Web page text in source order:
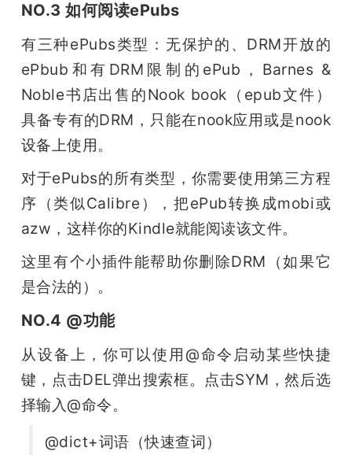
NO.3 如何阅读ePubs
有三种ePubs类型：无保护的、DRM开放的
ePbub和有DRM限制的ePub，Barnes &
Noble书店出售的Nook book（epub文件）
具备专有的DRM，只能在nook应用或是nook
设备上使用。
对于ePubs的所有类型，你需要使用第三方程
序（类似Calibre），把ePub转换成mobi或
azw，这样你的Kindle就能阅读该文件。
这里有个小插件能帮助你删除DRM（如果它
是合法的）。
NO.4 @功能
从设备上，你可以使用@命令启动某些快捷
键，点击DEL弹出搜索框。点击SYM，然后选
择输入@命令。
@dict+词语（快速查词）